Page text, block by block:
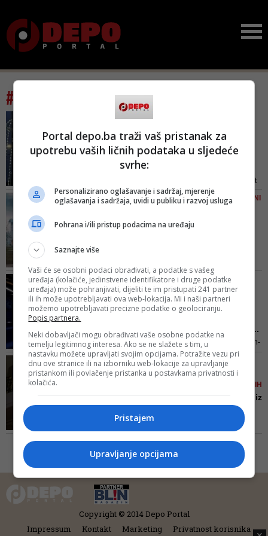
#tag: kič
Kič kakav zaslužujemo:
Sarajevo između sivih
Siva je naša boja, a zapuštenost
trajno stanje i zaštitni znak. Nismo
u stanju izboriti se s uništenim
planinama
SRĐAN PUHALO/ TRIJUMFALNI
Za*ebana je to logika...
naše unuke koji se dogovaraju da
se nađu kod „dvije seljanke“ ili
„četiri sise“. Bruka!
BRANO JAKUBOVIĆ/
LICEMJERJE DOBRE STARE
TVRĐAVE EUROPE
Dubioza na Euroviziji: Na
sceni šest zgodnih, nabi...
Možda bi bilo bolje dati taj milion-
dva npr. Jasmili Žbanić, Danisu
Tanoviću ili nekom drugom
režiseru koji eto ponekad znaju
pozornice kažu "This is for my
FOTO I VIDEO/ POGLED U
KULMEROVE DVORE,
PORODIČNI DOM TODORIĆEVIH
Stubište je raskošno kao iz
'Dinastije', svuda zla...
Nije baš da je to pravo zlato, ali
Pogled prema gore - golemi
kristalni luster. Stojimo na
sretnemo
Copyright © 2014 Depo Portal
Impressum
Kontakt Marketing Privatnost korisnika
Portal depo.ba traži vaš pristanak za
upotrebu vaših ličnih podataka u sljedeće
svrhe:
Personalizirano oglašavanje i sadržaj, mjerenje
oglašavanja i sadržaja, uvidi u publiku i razvoj usluga
Pohrana i/ili pristup podacima na uređaju
Saznajte više
Vaši će se osobni podaci obrađivati, a podatke s vašeg
uređaja (kolačiće, jedinstvene identifikatore i druge podatke
uređaja) može pohranjivati, dijeliti te im pristupati 241 partner
ili ih može upotrebljavati ova web-lokacija. Mi i naši partneri
možemo upotrebljavati precizne podatke o geolociranju.
Popis partnera.
Neki dobavljači mogu obrađivati vaše osobne podatke na
temelju legitimnog interesa. Ako se ne slažete s tim, u
nastavku možete upravljati svojim opcijama. Potražite vezu pri
dnu ove stranice ili na izborniku web-lokacije za upravljanje
pristankom ili povlačenje pristanka u postavkama privatnosti i
kolačića.
Pristajem
Upravljanje opcijama